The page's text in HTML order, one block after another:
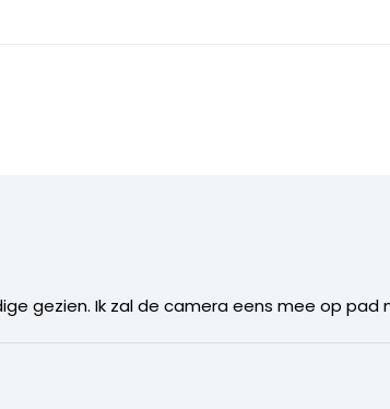
gezien. Ik zal de camera eens mee op pad